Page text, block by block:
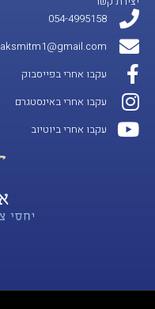
054-4995158
aksmitm1@gmail.com
עקבו אחרי בפייסבוק
עקבו אחרי באינסטגרם
עקבו אחרי ביוטיוב